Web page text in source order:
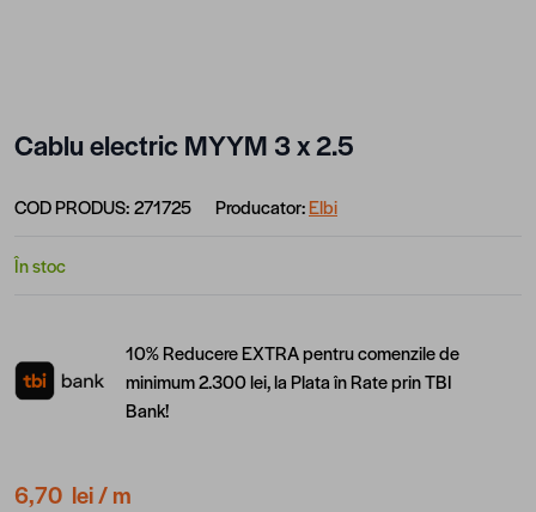
Cablu electric MYYM 3 x 2.5
COD PRODUS:271725 Producator:Elbi
În stoc
10% Reducere EXTRA pentru comenzile de
minimum 2.300 lei, la Plata în Rate prin TBI
Bank!
6,70 lei/ m